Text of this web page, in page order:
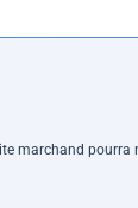
marchand